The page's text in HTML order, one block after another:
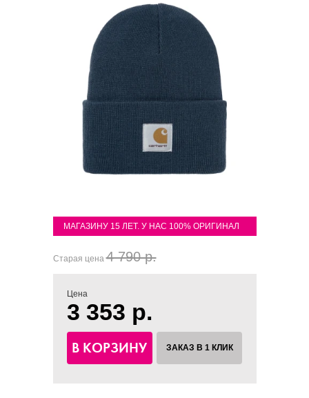
МАГАЗИНУ 15 ЛЕТ. У НАС 100% ОРИГИНАЛ
Старая цена4 790 р.
Цена
3 353 р.
В КОРЗИНУ ЗАКАЗ В 1 КЛИК